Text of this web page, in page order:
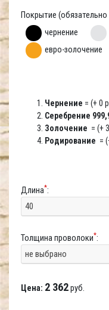
Покрытие
чернение
евро-золочение
Чернение = (+ 0
Серебрение
Золочение = (+
Родирование =
Длина*:
40
Толщина проволоки*:
не выбрано
Цена: 2 362руб.